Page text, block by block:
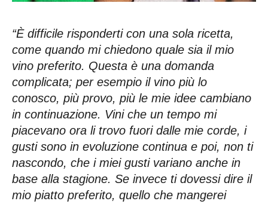
“È difficile risponderti con una sola ricetta,
come quando mi chiedono quale sia il mio
vino preferito. Questa è una domanda
complicata; per esempio il vino più lo
conosco, più provo, più le mie idee cambiano
in continuazione. Vini che un tempo mi
piacevano ora li trovo fuori dalle mie corde, i
gusti sono in evoluzione continua e poi, non ti
nascondo, che i miei gusti variano anche in
base alla stagione. Se invece ti dovessi dire il
mio piatto preferito, quello che mangerei